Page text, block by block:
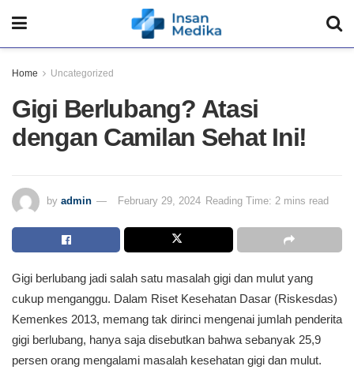
Home Uncategorized
Gigi Berlubang? Atasi
dengan Camilan Sehat Ini!
by admin February 29, 2024 Reading Time: 2 mins read
Gigi berlubang jadi salah satu masalah gigi dan mulut yang
cukup menganggu. Dalam Riset Kesehatan Dasar (Riskesdas)
Kemenkes 2013, memang tak dirinci mengenai jumlah penderita
gigi berlubang, hanya saja disebutkan bahwa sebanyak 25,9
persen orang mengalami masalah kesehatan gigi dan mulut.